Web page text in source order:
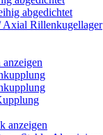
abgedichtet
Axial Rillenkugellager
anzeigen